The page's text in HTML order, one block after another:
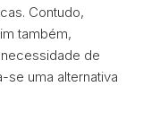
Contudo,
também,
de
se uma alternativa